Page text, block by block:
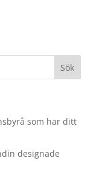
som har ditt
designade